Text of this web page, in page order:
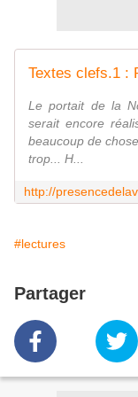
Textes clefs.1 :
Le portait de la
serait encore
beaucoup de
trop... H...
#lectures
Partager